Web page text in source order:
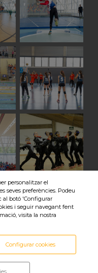
personalitzar el
seves preferències. Podeu
al botó 'Configurar
i seguir navegant fent
visita la nostra
Configurar cookies